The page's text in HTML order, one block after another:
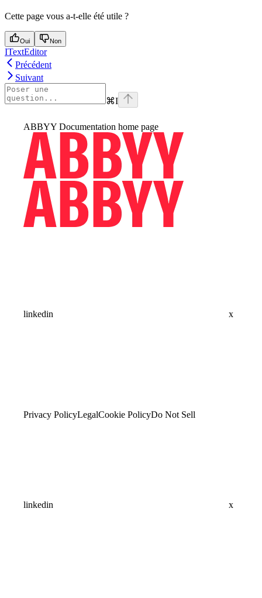
Cette page vous a-t-elle été utile ?
Oui Non
ITextEditor
Précédent
Suivant
⌘I
ABBYY Documentation home page
linkedin x
Privacy PolicyLegalCookie PolicyDo Not Sell
linkedin x